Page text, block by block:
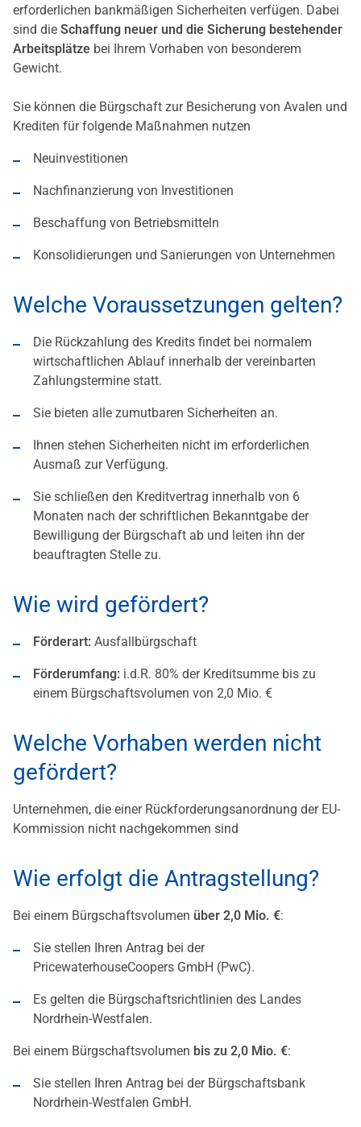
erforderlichen bankmäßigen Sicherheiten verfügen. Dabei
sind die Schaffung neuer und die Sicherung bestehender
Arbeitsplätze bei Ihrem Vorhaben von besonderem
Gewicht.
Sie können die Bürgschaft zur Besicherung von Avalen und
Krediten für folgende Maßnahmen nutzen
Neuinvestitionen
Nachfinanzierung von Investitionen
Beschaffung von Betriebsmitteln
Konsolidierungen und Sanierungen von Unternehmen
Welche Voraussetzungen gelten?
Die Rückzahlung des Kredits findet bei normalem
wirtschaftlichen Ablauf innerhalb der vereinbarten
Zahlungstermine statt.
Sie bieten alle zumutbaren Sicherheiten an.
Ihnen stehen Sicherheiten nicht im erforderlichen
Ausmaß zur Verfügung.
Sie schließen den Kreditvertrag innerhalb von 6
Monaten nach der schriftlichen Bekanntgabe der
Bewilligung der Bürgschaft ab und leiten ihn der
beauftragten Stelle zu.
Wie wird gefördert?
Förderart: Ausfallbürgschaft
Förderumfang: i.d.R. 80% der Kreditsumme bis zu
einem Bürgschaftsvolumen von 2,0 Mio. €
Welche Vorhaben werden nicht
gefördert?
Unternehmen, die einer Rückforderungsanordnung der EU-
Kommission nicht nachgekommen sind
Wie erfolgt die Antragstellung?
Bei einem Bürgschaftsvolumen über 2,0 Mio. €:
Sie stellen Ihren Antrag bei der
PricewaterhouseCoopers GmbH (PwC).
Es gelten die Bürgschaftsrichtlinien des Landes
Nordrhein-Westfalen.
Bei einem Bürgschaftsvolumen bis zu 2,0 Mio. €:
Sie stellen Ihren Antrag bei der Bürgschaftsbank
Nordrhein-Westfalen GmbH.